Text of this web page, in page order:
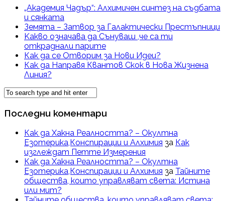
„Академия Чадър“: Алхимичен синтез на съдбата
и сянката
Земята – Затвор за Галактически Престъпници
Kакво означава да Сънуваш ,че са ти
откраднали парите
Как да се Отворим за Нови Идеи?
Как да Направя Квантов Скок в Нова Жизнена
Линия?
Последни коментари
Как да Хакна Реалността? – Окултна
Езотерика,Конспирации и Алхимия за Как
изглеждат Петте Измерения
Как да Хакна Реалността? – Окултна
Езотерика,Конспирации и Алхимия за Тайните
общества, които управляват света: Истина
или мит?